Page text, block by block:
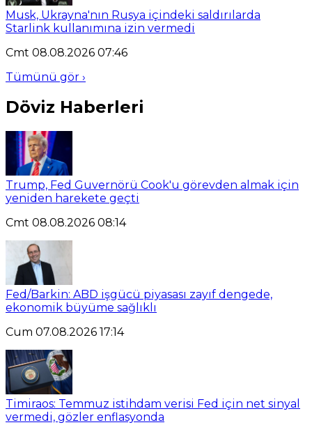
Musk, Ukrayna'nın Rusya içindeki saldırılarda
Starlink kullanımına izin vermedi
Cmt 08.08.2026 07:46
Tümünü gör ›
Döviz Haberleri
Trump, Fed Guvernörü Cook'u görevden almak için
yeniden harekete geçti
Cmt 08.08.2026 08:14
Fed/Barkin: ABD işgücü piyasası zayıf dengede,
ekonomik büyüme sağlıklı
Cum 07.08.2026 17:14
Timiraos: Temmuz istihdam verisi Fed için net sinyal
vermedi, gözler enflasyonda